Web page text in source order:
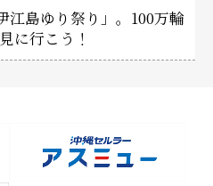
江島ゆり祭り」。100万輪
に行こう！